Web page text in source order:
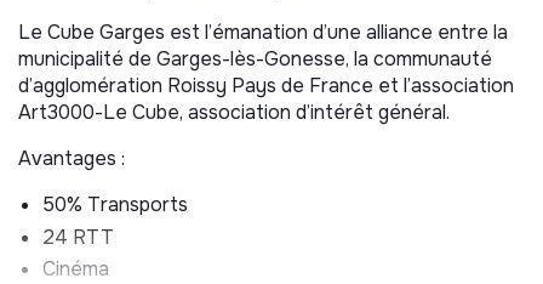
Le Cube Garges est l’émanation d’une alliance entre la
municipalité de Garges-lès-Gonesse, la communauté
d’agglomération Roissy Pays de France et l’association
Art3000-Le Cube, association d’intérêt général.
Avantages :
50% Transports
24 RTT
Cinéma